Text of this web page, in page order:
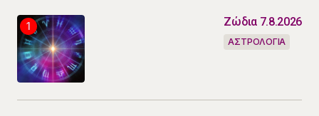
Ζώδια 7.8.2026
ΑΣΤΡΟΛΟΓΙΑ